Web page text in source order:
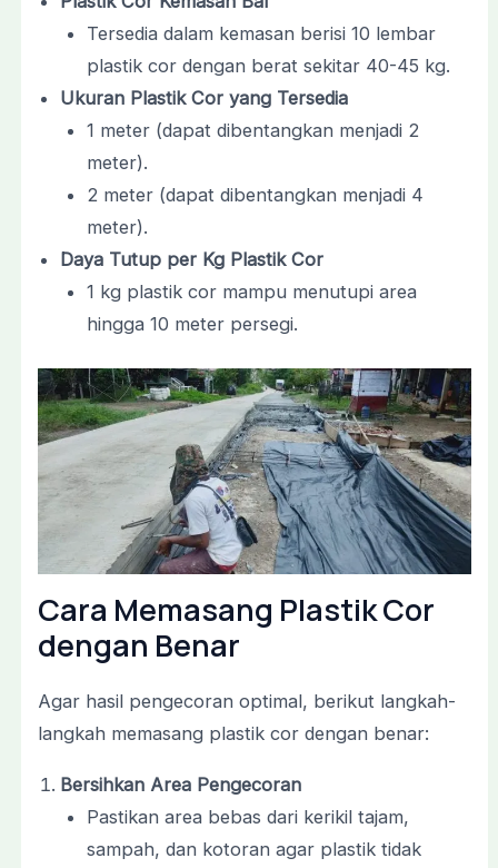
Tersedia dalam kemasan berisi 10 lembar
plastik cor dengan berat sekitar 40-45 kg.
Ukuran Plastik Cor yang Tersedia
1 meter (dapat dibentangkan menjadi 2
meter).
2 meter (dapat dibentangkan menjadi 4
meter).
Daya Tutup per Kg Plastik Cor
1 kg plastik cor mampu menutupi area
hingga 10 meter persegi.
Cara Memasang Plastik Cor
dengan Benar
Agar hasil pengecoran optimal, berikut langkah-
langkah memasang plastik cor dengan benar:
Bersihkan Area Pengecoran
Pastikan area bebas dari kerikil tajam,
sampah, dan kotoran agar plastik tidak